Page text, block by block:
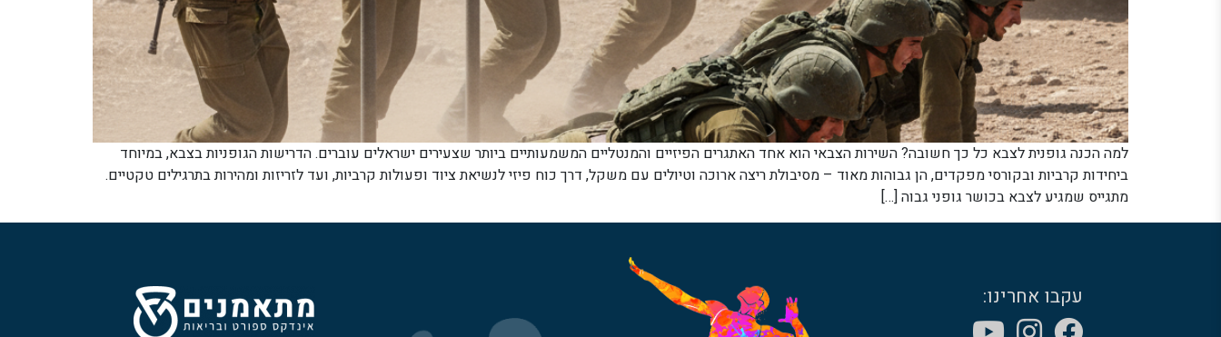
למה הכנה גופנית לצבא כל כך חשובה? השירות הצבאי הוא אחד האתגרים הפיזיים והמנטליים המשמעותיים ביותר שצעירים ישראלים עוברים. הדרישות הגופניות בצבא, במיוחד
ביחידות קרביות ובקורסי מפקדים, הן גבוהות מאוד – מסיבולת ריצה ארוכה וטיולים עם משקל, דרך כוח פיזי לנשיאת ציוד ופעולות קרביות, ועד לזריזות ומהירות בתרגילים טקטיים.
מתגייס שמגיע לצבא בכושר גופני גבוה […]
עקבו אחרינו: